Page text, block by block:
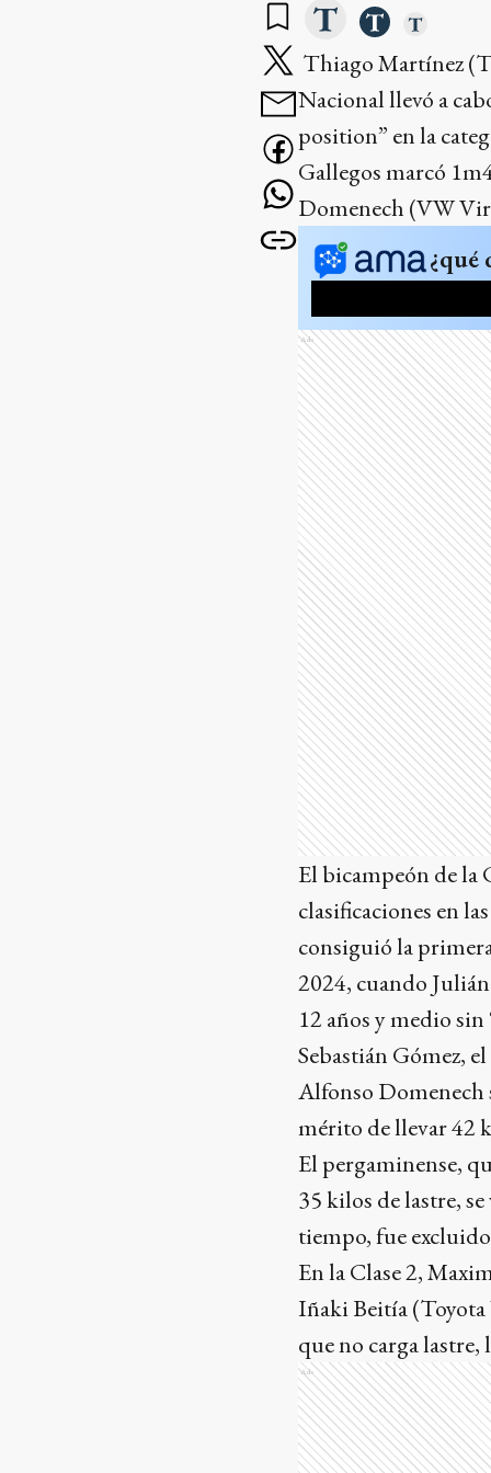
Thiago Martínez
Nacional llevó a
position” en la
Gallegos marcó
Domenech (VW
¿qué
Ads
El bicampeón de la
clasificaciones en
consiguió la
2024, cuando
12 años y medio
Sebastián Gómez,
Alfonso Domenech
mérito de llevar 42
El pergaminense,
35 kilos de lastre,
tiempo, fue
En la Clase 2,
Iñaki Beitía (Toyota
que no carga lastre,
Ads